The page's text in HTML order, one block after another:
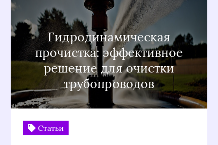
Гидродинамическая
прочистка: эффективное
решение для очистки
трубопроводов
Статьи